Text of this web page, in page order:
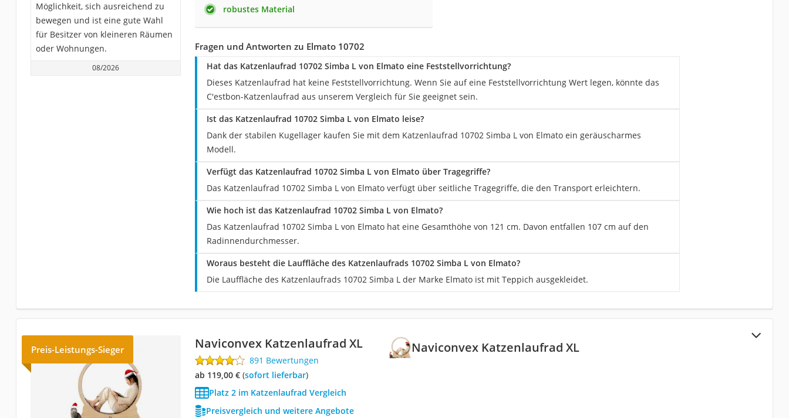
Möglichkeit, sich ausreichend zu
bewegen und ist eine gute Wahl
für Besitzer von kleineren Räumen
oder Wohnungen.
08/2026
robustes Material
Fragen und Antworten zu Elmato 10702
Hat das Katzenlaufrad 10702 Simba L von Elmato eine Feststellvorrichtung?
Dieses Katzenlaufrad hat keine Feststellvorrichtung. Wenn Sie auf eine Feststellvorrichtung Wert legen, könnte das
C'estbon-Katzenlaufrad aus unserem Vergleich für Sie geeignet sein.
Ist das Katzenlaufrad 10702 Simba L von Elmato leise?
Dank der stabilen Kugellager kaufen Sie mit dem Katzenlaufrad 10702 Simba L von Elmato ein geräuscharmes
Modell.
Verfügt das Katzenlaufrad 10702 Simba L von Elmato über Tragegriffe?
Das Katzenlaufrad 10702 Simba L von Elmato verfügt über seitliche Tragegriffe, die den Transport erleichtern.
Wie hoch ist das Katzenlaufrad 10702 Simba L von Elmato?
Das Katzenlaufrad 10702 Simba L von Elmato hat eine Gesamthöhe von 121 cm. Davon entfallen 107 cm auf den
Radinnendurchmesser.
Woraus besteht die Lauffläche des Katzenlaufrads 10702 Simba L von Elmato?
Die Lauffläche des Katzenlaufrads 10702 Simba L der Marke Elmato ist mit Teppich ausgekleidet.
Naviconvex Katzenlaufrad XL
Preis-Leistungs-Sieger Naviconvex Katzenlaufrad XL
891 Bewertungen
ab 119,00 €( Sofort lieferbar)
Platz 2 im Katzenlaufrad Vergleich
Preisvergleich und weitere Angebote